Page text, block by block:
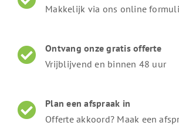
Makkelijk via ons online
Ontvang onze gratis offerte
Vrijblijvend en binnen 48 uur
Plan een afspraak in
Offerte akkoord? Maak een